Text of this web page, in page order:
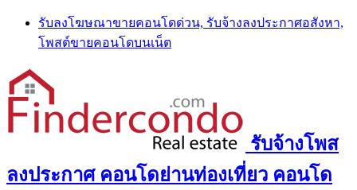
Skip
content
รับลงโฆษณาขายคอนโดด่วน, รับจ้างลงประกาศอสังหา,
โพสต์ขายคอนโดบนเน็ต
รับจ้างโพส
ลงประกาศ คอนโดย่านท่องเที่ยว คอนโด